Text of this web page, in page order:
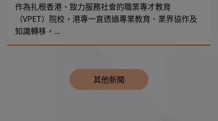
作為扎根香港、致力服務社會的職業專才教育
（VPET）院校，港專一直透過專業教育、業界協作及
知識轉移，...
其他新聞